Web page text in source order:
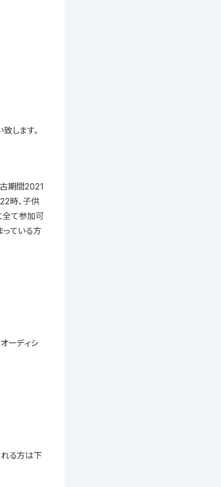
します。
期間2021
時、子供
全て参加可
ている方
ーディシ
る方は下